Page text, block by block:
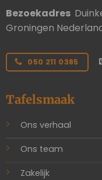
Bezoekadres
Groningen
050 211 0385
Tafelsmaak
Ons verhaal
Ons team
Zakelijk